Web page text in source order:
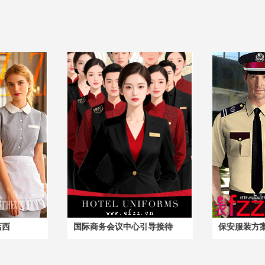
西 国际商务会议中心引导接待 保安服装方